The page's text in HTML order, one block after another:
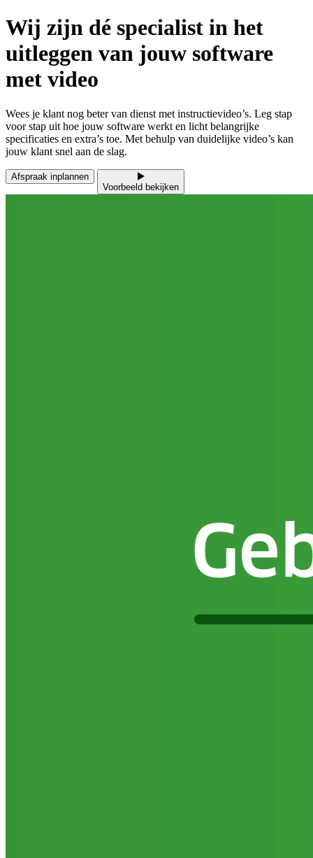
Wij zijn dé specialist in het
uitleggen van jouw software
met video
Wees je klant nog beter van dienst met instructievideo’s. Leg stap
voor stap uit hoe jouw software werkt en licht belangrijke
specificaties en extra’s toe. Met behulp van duidelijke video’s kan
jouw klant snel aan de slag.
Afspraak inplannen
Voorbeeld bekijken